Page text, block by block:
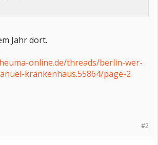
Jahr dort.
online.de/threads/berlin-wer-
krankenhaus.55864/page-2
#2